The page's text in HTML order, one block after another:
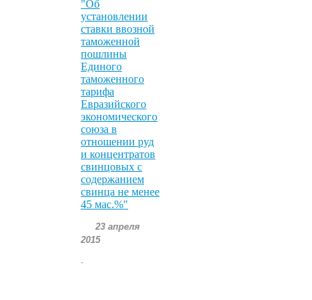
"Об
установлении
ставки ввозной
таможенной
пошлины
Единого
таможенного
тарифа
Евразийского
экономического
союза в
отношении руд
и концентратов
свинцовых с
содержанием
свинца не менее
45 мас.%"
23 апреля
2015
.